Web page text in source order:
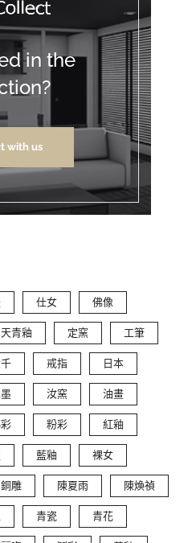
in the
with us
仕女 佛像
天青釉 定窯 工筆
戒指 日本
汝窯 油畫
粉彩 紅釉
藍釉 裸女
銅雕 陳夏雨 陳煥禎
青瓷 青花